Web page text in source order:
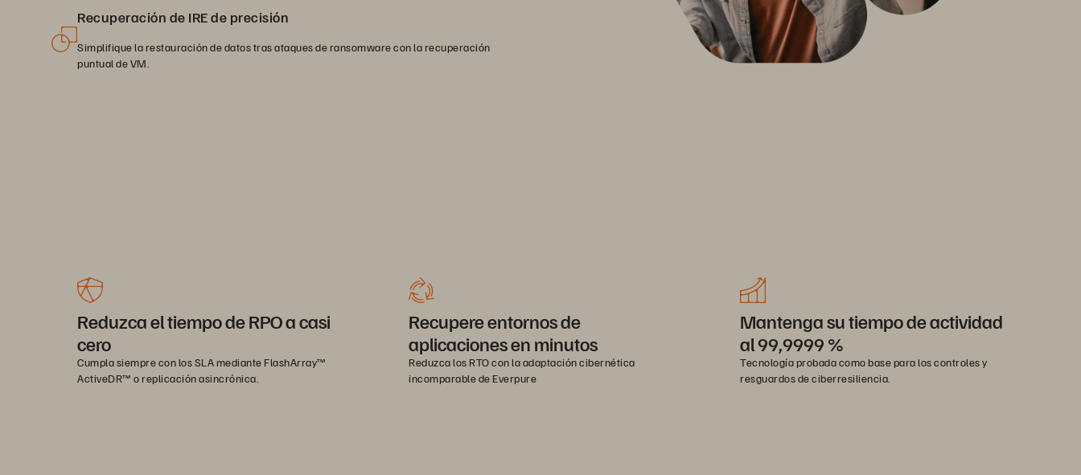
Recuperación de IRE de precisión
Simplifique la restauración de datos tras ataques de ransomware con la recuperación
puntual de VM.
Reduzca el tiempo de RPO a casi
cero
Cumpla siempre con los SLA mediante FlashArray™
ActiveDR™ o replicación asincrónica.
Recupere entornos de
aplicaciones en minutos
Reduzca los RTO con la adaptación cibernética
incomparable de Everpure
Mantenga su tiempo de actividad
al 99,9999 %
Tecnología probada como base para los controles y
resguardos de ciberresiliencia.